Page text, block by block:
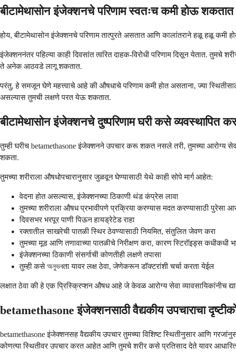
बीटामेथासोन इंजेक्शनचे परिणाम स्वतःच कमी होऊ शकतात
होय, बीटामेथासोन इंजेक्शनचे परिणाम तात्पुरते असतात आणि कालांतराने हळू हळू कमी
इंजेक्शननंतर पहिल्या काही दिवसांत त्वरित दाहक-विरोधी परिणाम दिसून येतात.
ते अनेक आठवडे लागू शकतात.
परंतु, हे समजून घेणे महत्त्वाचे आहे की औषधाचे परिणाम कमी होत असताना, ज्या
असल्यास तुमची लक्षणे परत येऊ शकतात.
बीटामेथासोन इंजेक्शनचे दुष्परिणाम घरी कसे व्यवस्थापित
तुम्ही घरीच betamethasone इंजेक्शनने उपचार करू शकत नसले तरी, तुमच्या आरोग्य सेवा
शकता.
तुमच्या शरीराला औषधोपचारानुसार जुळवून घेण्यासाठी येथे काही सोपे मार्ग आहेत:
वेदना होत असल्यास, इंजेक्शनच्या ठिकाणी थंड कंप्रेस लावा
तुमच्या शरीराला औषध प्रभावीपणे प्रक्रिया करण्यास मदत करण्यासाठी पुरेसा
दिवसभर भरपूर पाणी पिऊन हायड्रेटेड राहा
रक्तातील साखरेची पातळी स्थिर ठेवण्यासाठी नियमित, संतुलित जेवण करा
तुमच्या मूड आणि तणावाच्या पातळीचे निरीक्षण करा, कारण स्टिरॉइड्स कधीकधी
इंजेक्शनच्या ठिकाणी संसर्गाची कोणतीही लक्षणे तपासा
तुम्ही कसे অনুভবता यावर लक्ष ठेवा, जेणेकरून डॉक्टरांशी चर्चा करता येईल
लक्षात ठेवा की हे एक प्रिस्क्रिप्शन औषध आहे जे केवळ आरोग्य सेवा व्यावसायिकांनीच
betamethasone इंजेक्शनसाठी वैद्यकीय उपचाराचा
betamethasone इंजेक्शनसह वैद्यकीय उपचार तुमच्या विशिष्ट स्थितीनुसार आणि
कोणत्या स्थितीवर उपचार करत आहेत आणि तुमचे शरीर कसे प्रतिसाद देते यावर